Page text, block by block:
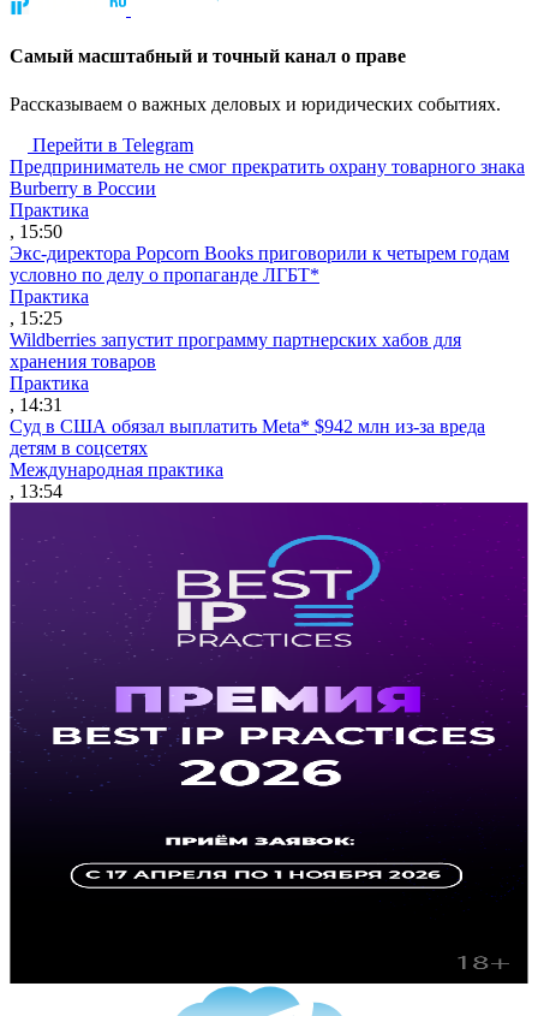
Cамый масштабный и точный канал о праве
Рассказываем о важных деловых и юридических событиях.
Перейти в Telegram
Предприниматель не смог прекратить охрану товарного знака
Burberry в России
Практика
, 15:50
Экс-директора Popcorn Books приговорили к четырем годам
условно по делу о пропаганде ЛГБТ*
Практика
, 15:25
Wildberries запустит программу партнерских хабов для
хранения товаров
Практика
, 14:31
Суд в США обязал выплатить Meta* $942 млн из-за вреда
детям в соцсетях
Международная практика
, 13:54